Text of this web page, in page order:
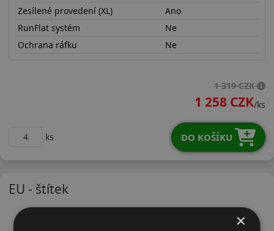
Zesílené provedení (XL)
Ano
RunFlat systém
Ne
Ochrana ráfku
Ne
1 319 CZK
1 258 CZK/ks
ks DO KOŠÍKU
EU - štítek
×